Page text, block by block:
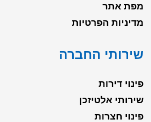
מפת אתר
מדיניות הפרטיות
שירותי החברה
פינוי דירות
שירותי אלטיזכן
פינוי חצרות